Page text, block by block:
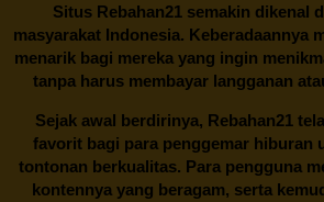
Situs Rebahan21semakin dikenal
masyarakat Indonesia. Keberadaannya
menarik bagi mereka yang ingin
tanpa harus membayar langganan
Sejak awal berdirinya, Rebahan21
favorit bagi para penggemar hiburan
tontonan berkualitas. Para pengguna
kontennya yang beragam, serta